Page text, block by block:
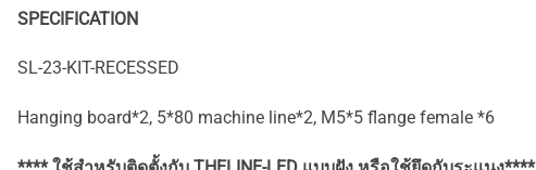
SPECIFICATION
SL-23-KIT-RECESSED
Hanging board*2, 5*80 machine line*2, M5*5 flange female *6